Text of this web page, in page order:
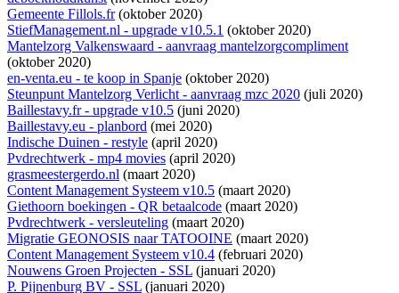
Gemeente Fillols.fr(oktober 2020)
StiefManagement.nl - upgrade v10.5.1 (oktober 2020)
Mantelzorg Valkenswaard - aanvraag mantelzorgcompliment
(oktober 2020)
en-venta.eu - te koop in Spanje (oktober 2020)
Steunpunt Mantelzorg Verlicht - aanvraag mzc 2020 (juli 2020)
Baillestavy.fr - upgrade v10.5 (juni 2020)
Baillestavy.eu - planbord (mei 2020)
Indische Duinen - restyle (april 2020)
Pvdrechtwerk - mp4 movies (april 2020)
grasmeestergerdo.nl (maart 2020)
Content Management Systeem v10.5 (maart 2020)
Giethoorn boekingen - QR betaalcode (maart 2020)
Pvdrechtwerk - versleuteling (maart 2020)
Migratie GEONOSIS naar TATOOINE (maart 2020)
Content Management Systeem v10.4 (februari 2020)
Nouwens Groen Projecten - SSL (januari 2020)
P. Pijnenburg BV - SSL (januari 2020)